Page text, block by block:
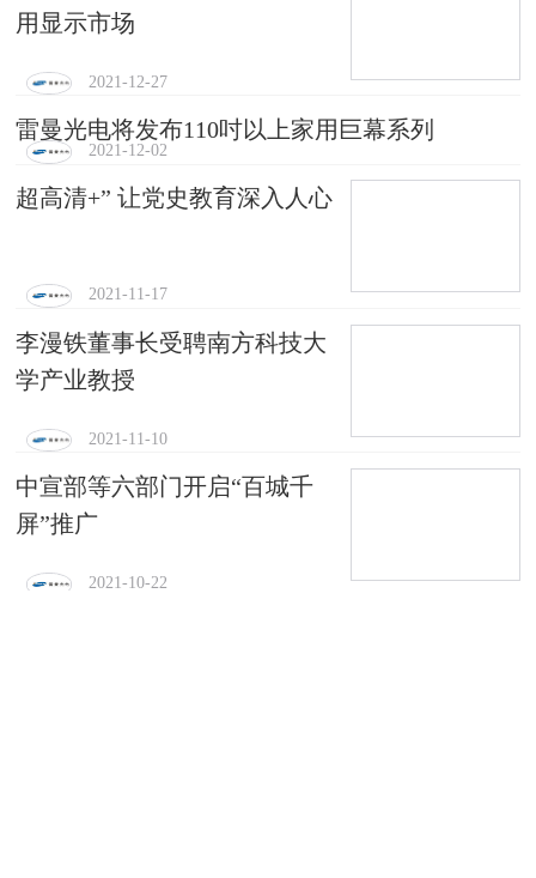
用显示市场
2021-12-27
雷曼光电将发布110吋以上家用巨幕系列
2021-12-02
超高清+” 让党史教育深入人心
2021-11-17
李漫铁董事长受聘南方科技大
学产业教授
2021-11-10
中宣部等六部门开启“百城千
屏”推广
2021-10-22